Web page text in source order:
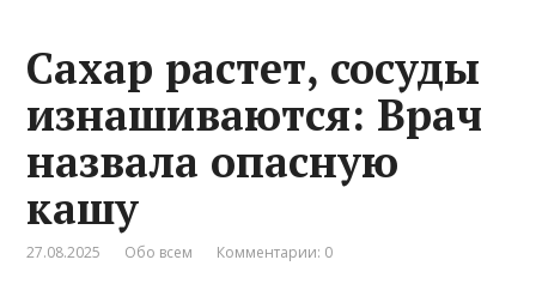
Сахар растет, сосуды
изнашиваются: Врач
назвала опасную
кашу
27.08.2025 Обо всем Комментарии: 0